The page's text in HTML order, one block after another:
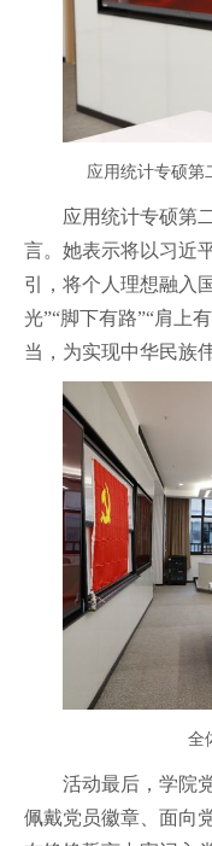
应用统计专硕第
应用统计专硕第
言。她表示将以习近
引，将个人理想融入
光”“脚下有路”“肩上
当，为实现中华民族
全
活动最后，学院
佩戴党员徽章、面向